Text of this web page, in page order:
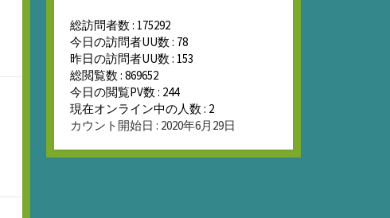
総訪問者数 : 175292
今日の訪問者UU数 : 78
昨日の訪問者UU数 : 153
総閲覧数 : 869652
今日の閲覧PV数 : 244
現在オンライン中の人数 : 2
カウント開始日 : 2020年6月29日